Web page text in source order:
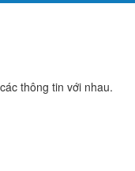
thông tin với nhau.